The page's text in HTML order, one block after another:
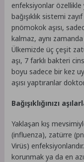
enfeksiyonlar özellikle
bağışıklık sistemi
pnömokok aşısı,
kalmaz, aynı
Ülkemizde üç çeşit
aşı, 7 farklı bakteri
boyu sadece bir kez
aşısı yaptıranlar
Bağışıklığınızı
Yaklaşan kış
(influenza), zatürre
Virüs)
korunmak ya da en